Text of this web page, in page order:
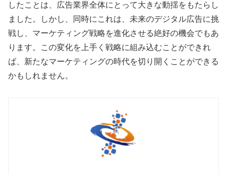
したことは、広告業界全体にとって大きな動揺をもたらし
ました。しかし、同時にこれは、未来のデジタル広告に挑
戦し、マーケティング戦略を進化させる絶好の機会でもあ
ります。この変化を上手く戦略に組み込むことができれ
ば、新たなマーケティングの時代を切り開くことができる
かもしれません。